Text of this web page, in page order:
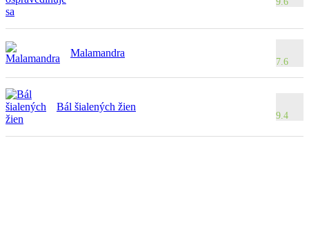
Malamandra
7.6
Bál šialených žien
9.4